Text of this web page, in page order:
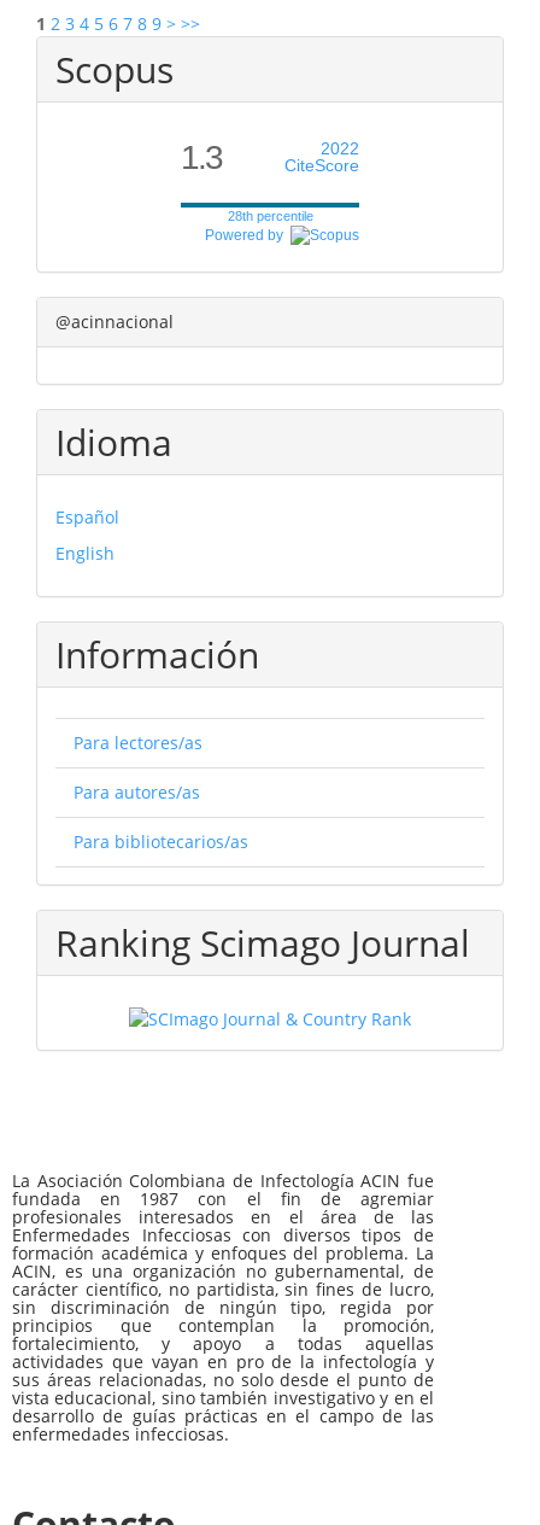
1 2 3 4 5 6 7 8 9 > >>
Scopus
1.3
2022
CiteScore
28th percentile
Powered by
@acinnacional
Idioma
Español
English
Información
Para lectores/as
Para autores/as
Para bibliotecarios/as
Ranking Scimago Journal
La Asociación Colombiana de Infectología ACIN fue
fundada en 1987 con el fin de agremiar
profesionales interesados en el área de las
Enfermedades Infecciosas con diversos tipos de
formación académica y enfoques del problema. La
ACIN, es una organización no gubernamental, de
carácter científico, no partidista, sin fines de lucro,
sin discriminación de ningún tipo, regida por
principios que contemplan la promoción,
fortalecimiento, y apoyo a todas aquellas
actividades que vayan en pro de la infectología y
sus áreas relacionadas, no solo desde el punto de
vista educacional, sino también investigativo y en el
desarrollo de guías prácticas en el campo de las
enfermedades infecciosas.